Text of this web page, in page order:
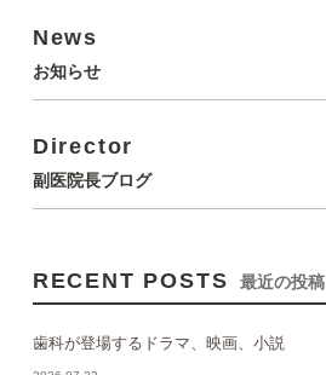
News
お知らせ
Director
副医院長ブログ
RECENT POSTS 最近の投稿
歯科が登場するドラマ、映画、小説